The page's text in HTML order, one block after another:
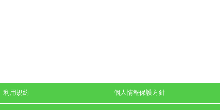
利用規約 個人情報保護方針